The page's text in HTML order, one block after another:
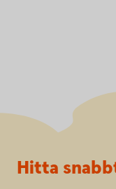
Sidfot
Hitta